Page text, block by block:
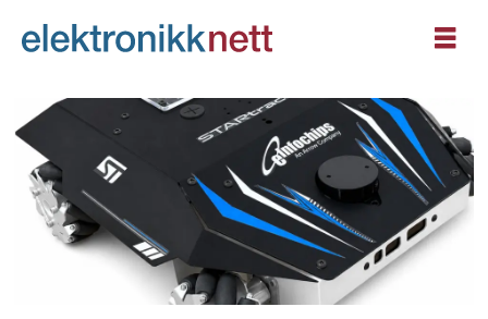
Tag:
autonome
mobile
roboter